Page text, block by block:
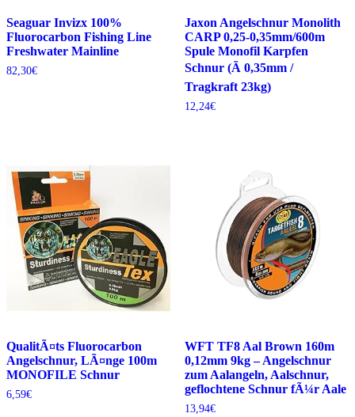
Seaguar Invizx 100%
Fluorocarbon Fishing Line
Freshwater Mainline
82,30€
Jaxon Angelschnur Monolith
CARP 0,25-0,35mm/600m
Spule Monofil Karpfen
Schnur (Ã 0,35mm /
Tragkraft 23kg)
12,24€
QualitÃ¤ts Fluorocarbon
Angelschnur, LÃ¤nge 100m
MONOFILE Schnur
6,59€
WFT TF8 Aal Brown 160m
0,12mm 9kg – Angelschnur
zum Aalangeln, Aalschnur,
geflochtene Schnur fÃ¼r Aale
13,94€